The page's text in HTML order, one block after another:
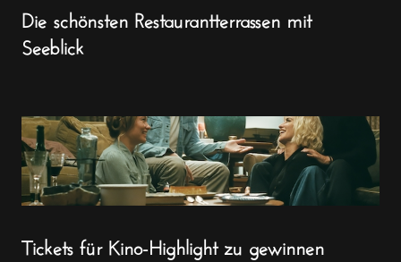
Die schönsten Restaurantterrassen mit
Seeblick
Tickets für Kino-Highlight zu gewinnen